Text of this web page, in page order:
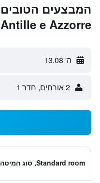
Antille e Azzorre
ה' 13.08
2 אורחים, חדר 1
Standard room, סוג המיטה לא ידוע